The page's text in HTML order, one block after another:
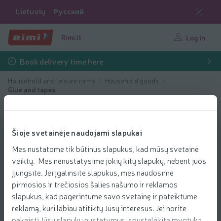
Šioje svetainėje naudojami slapukai
Mes nustatome tik būtinus slapukus, kad mūsų svetainė
veiktų. Mes nenustatysime jokių kitų slapukų, nebent juos
įjungsite. Jei įgalinsite slapukus, mes naudosime
pirmosios ir trečiosios šalies našumo ir reklamos
slapukus, kad pagerintume savo svetainę ir pateiktume
reklamą, kuri labiau atitiktų Jūsų interesus. Jei norite
Lietuvių Русский
Rimi.lt Log in
Book delivery time here
Household and leisure items
Household goods
Glue and tapes